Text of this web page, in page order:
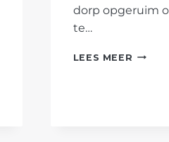
dorp opgeruim
te…
LEES MEER